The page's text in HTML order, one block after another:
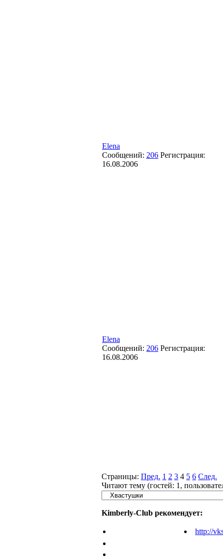
Elena
Сообщений: 206 Регистрация:
16.08.2006
Elena
Сообщений: 206 Регистрация:
16.08.2006
Страницы: Пред. 1 2 3 4 5 6 След.
Читают тему (гостей: 1 ,
Kimberly-Club рекомендует:
http://